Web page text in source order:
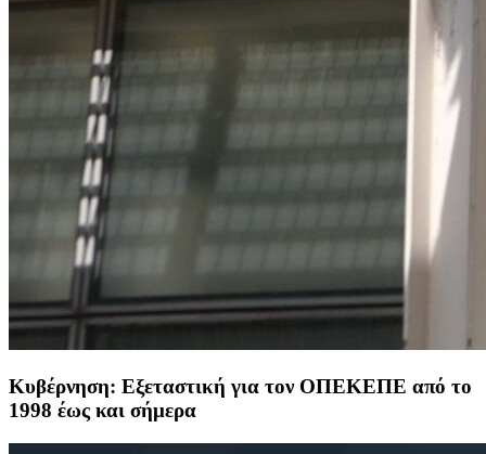
Κυβέρνηση: Εξεταστική για τον ΟΠΕΚΕΠΕ από το
1998 έως και σήμερα